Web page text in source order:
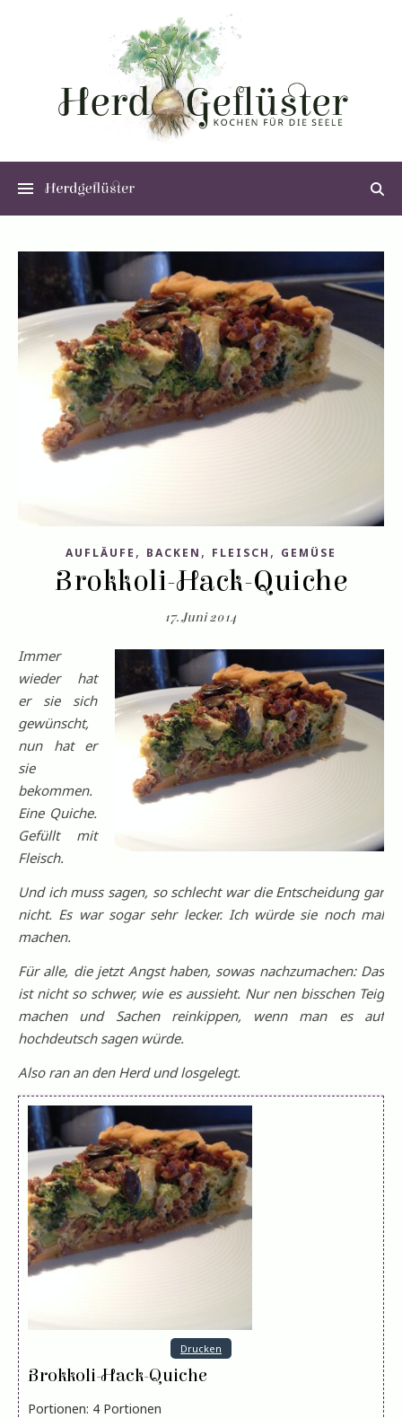
AUFLÄUFE , BACKEN , FLEISCH , GEMÜSE
Brokkoli-Hack-Quiche
17. Juni 2014
Immer
wieder hat
er sie sich
gewünscht,
nun hat er
sie
bekommen.
Eine Quiche.
Gefüllt mit
Fleisch.
Und ich muss sagen, so schlecht war die Entscheidung gar
nicht. Es war sogar sehr lecker. Ich würde sie noch mal
machen.
Für alle, die jetzt Angst haben, sowas nachzumachen: Das
ist nicht so schwer, wie es aussieht. Nur nen bisschen Teig
machen und Sachen reinkippen, wenn man es auf
hochdeutsch sagen würde.
Also ran an den Herd und losgelegt.
Drucken
Brokkoli-Hack-Quiche
Portionen: 4 Portionen